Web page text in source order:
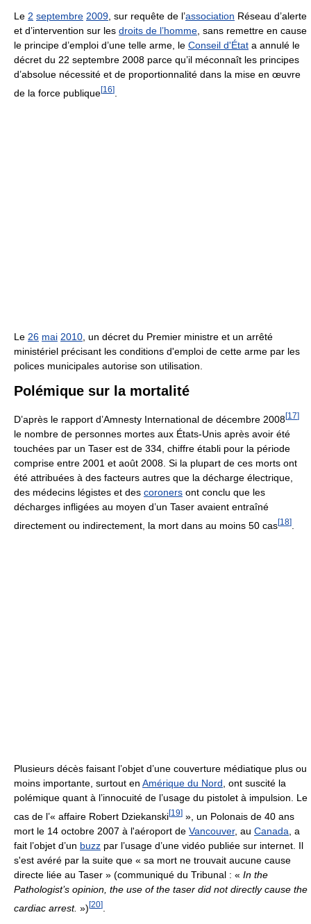
Le 2 septembre 2009, sur requête de l’association Réseau d’alerte
et d’intervention sur les droits de l’homme, sans remettre en cause
le principe d’emploi d’une telle arme, le Conseil d'État a annulé le
décret du 22 septembre 2008 parce qu’il méconnaît les principes
d’absolue nécessité et de proportionnalité dans la mise en œuvre
de la force publique[16]
Le 26 mai 2010 , un décret du Premier ministre et un arrêté
ministériel précisant les conditions d'emploi de cette arme par les
polices municipales autorise son utilisation.
Polémique sur la mortalité
D’après le rapport d’Amnesty International de décembre 2008[17]
le nombre de personnes mortes aux États-Unis après avoir été
touchées par un Taser est de 334, chiffre établi pour la période
comprise entre 2001 et août 2008. Si la plupart de ces morts ont
été attribuées à des facteurs autres que la décharge électrique,
des médecins légistes et des coroners ont conclu que les
décharges infligées au moyen d’un Taser avaient entraîné
directement ou indirectement, la mort dans au moins 50 cas[18]
Plusieurs décès faisant l’objet d’une couverture médiatique plus ou
moins importante, surtout en Amérique du Nord, ont suscité la
polémique quant à l’innocuité de l’usage du pistolet à impulsion. Le
cas de l’« affaire Robert Dziekanski[19] », un Polonais de 40 ans
mort le 14 octobre 2007 à l'aéroport de Vancouver, au Canada , a
fait l’objet d’un buzz par l’usage d’une vidéo publiée sur internet. Il
s'est avéré par la suite que « sa mort ne trouvait aucune cause
directe liée au Taser » (communiqué du Tribunal : « In the
Pathologist’s opinion, the use of the taser did not directly cause the
cardiac arrest. »)[20]